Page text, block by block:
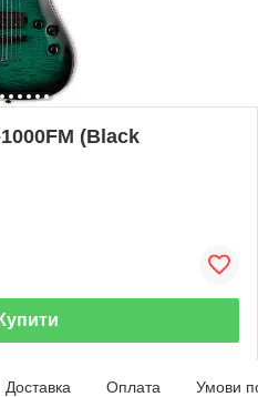
(Black
Купити
Доставка Оплата Умови